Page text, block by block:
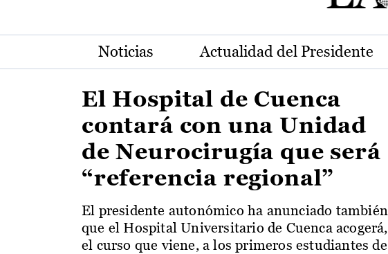
Noticias Actualidad del Presidente
El Hospital de Cuenca
contará con una Unidad
de Neurocirugía que será
“referencia regional”
El presidente autonómico ha anunciado también
que el Hospital Universitario de Cuenca acogerá,
el curso que viene, a los primeros estudiantes de